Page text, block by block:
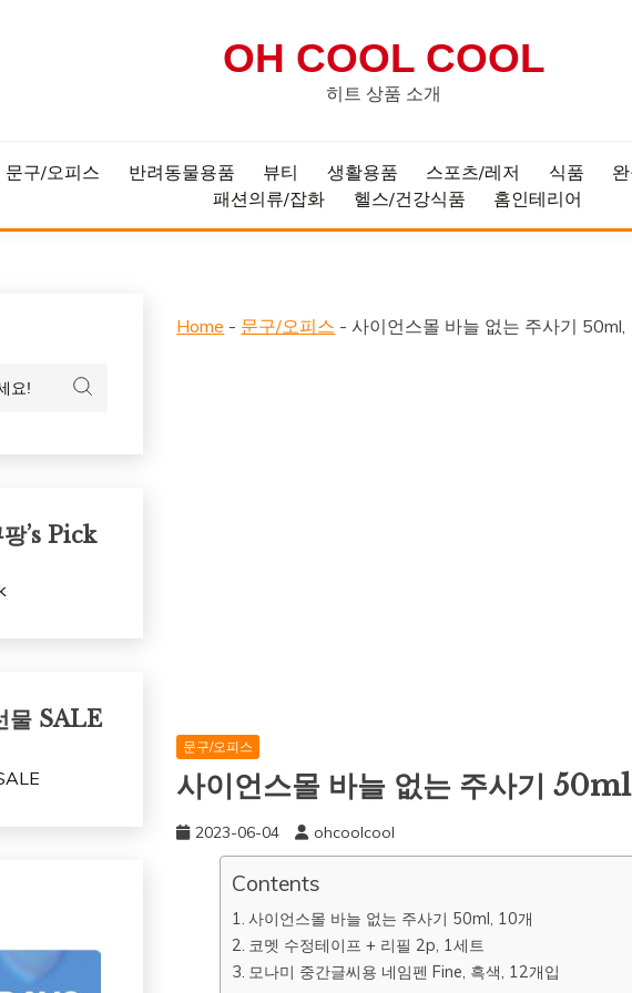
OH COOL COOL
히트 상품 소개
문구/오피스 반려동물용품 뷰티 생활용품 스포츠/레저 식품
패션의류/잡화
헬스/건강식품 홈인테리어
Home - 문구/오피스 -사이언스몰 바늘 없는 주사기
문구/오피스
사이언스몰 바늘 없는 주사기
2023-06-04 ohcoolcool
Contents
사이언스몰 바늘 없는 주사기 50ml, 10개
코멧 수정테이프 + 리필 2p, 1세트
모나미 중간글씨용 네임펜 Fine, 흑색, 12개입
’s Pick
물 SALE